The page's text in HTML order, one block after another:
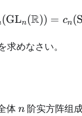
(GLn(R)) = cn(
求めなさい。
体n
n阶实方阵组